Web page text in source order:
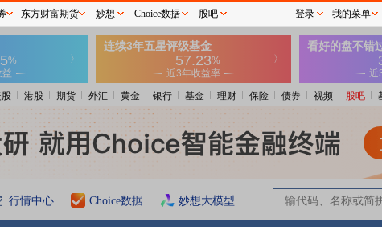
港股 期货 外汇 黄金 银行 基金 理财 保险 债券 视频 股吧
行情中心 Choice数据 妙想大模型
东方财富期货 妙想 Choice数据 股吧 登录 我的菜单